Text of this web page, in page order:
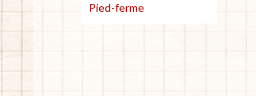
Pied-ferme